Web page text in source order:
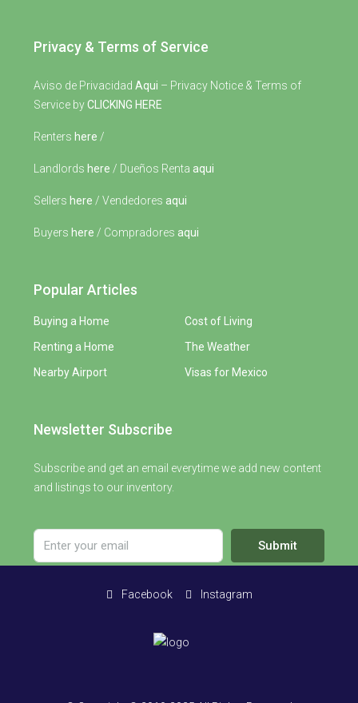
Privacy & Terms of Service
Aviso de Privacidad Aqui – Privacy Notice & Terms of
Service byCLICKING HERE
Renters here /
Landlords here / Dueños Renta aqui
Sellers here / Vendedores aqui
Buyers here / Compradores aqui
Popular Articles
Buying a Home
Renting a Home
Nearby Airport
Cost of Living
The Weather
Visas for Mexico
Newsletter Subscribe
Subscribe and get an email everytime we add new content
and listings to our inventory.
Submit
Facebook Instagram